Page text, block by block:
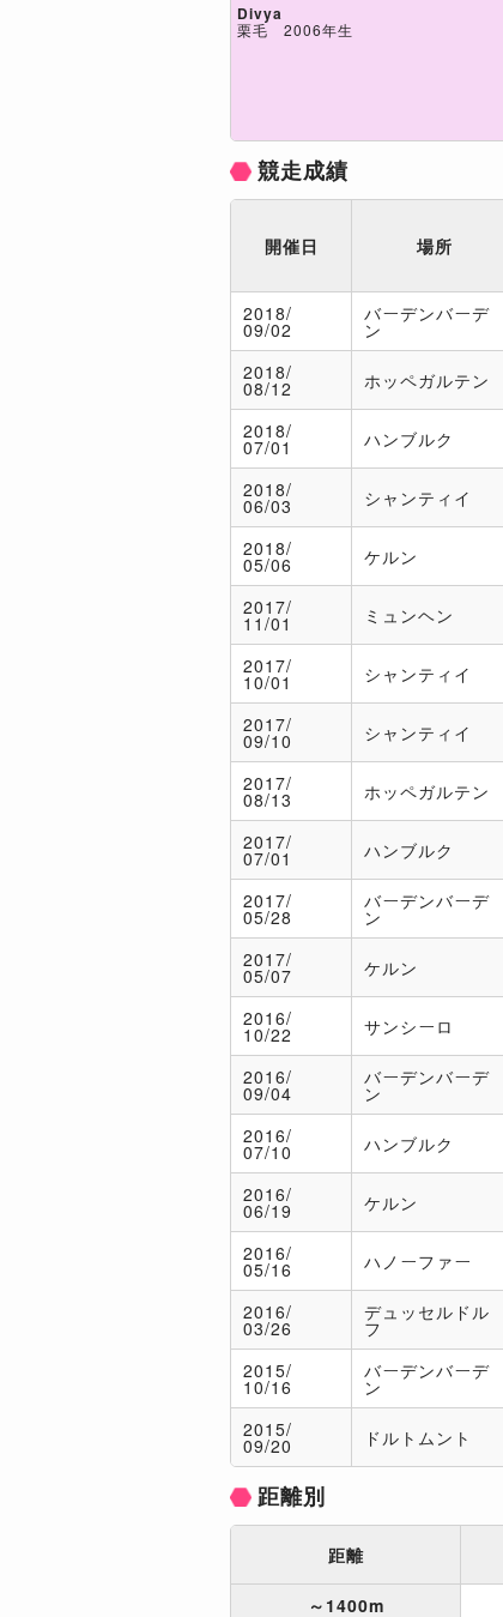
Divya
栗毛 2006年生
競走成績
開催日 場所
2018/
09/02
バーデンバーデ
ン
2018/
08/12 ホッペガルテン
2018/
07/01 ハンブルク
2018/
06/03 シャンティイ
2018/
05/06 ケルン
2017/
11/01 ミュンヘン
2017/
10/01 シャンティイ
2017/
09/10 シャンティイ
2017/
08/13 ホッペガルテン
2017/
07/01 ハンブルク
2017/
05/28
バーデンバーデ
ン
2017/
05/07 ケルン
2016/
10/22 サンシーロ
2016/
09/04
バーデンバーデ
ン
2016/
07/10 ハンブルク
2016/
06/19 ケルン
2016/
05/16 ハノーファー
2016/
03/26
デュッセルドル
フ
2015/
10/16
バーデンバーデ
ン
2015/
09/20 ドルトムント
距離別
距離
～1400m